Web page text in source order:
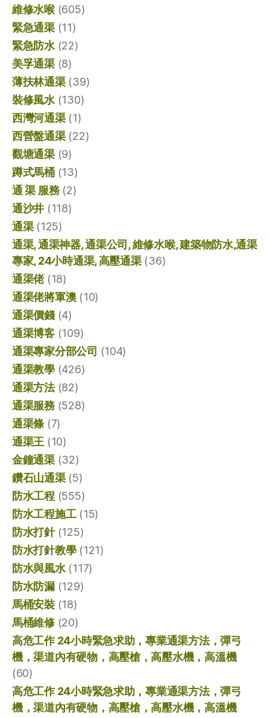
維修水喉(605)
緊急通渠(11)
緊急防水(22)
美孚通渠(8)
薄扶林通渠(39)
裝修風水(130)
西灣河通渠(1)
西營盤通渠(22)
觀塘通渠(9)
蹲式馬桶(13)
通 渠 服務(2)
通沙井 (118)
通渠(125)
通渠, 通渠神器, 通渠公司, 維修水喉, 建築物防水,通渠
專家, 24小時通渠, 高壓通渠(36)
通渠佬(18)
通渠佬將軍澳(10)
通渠價錢(4)
通渠博客(109)
通渠專家分部公司 (104)
通渠教學(426)
通渠方法(82)
通渠服務(528)
通渠條 (7)
通渠王 (10)
金鐘通渠(32)
鑽石山通渠(5)
防水工程(555)
防水工程施工(15)
防水打針(125)
防水打針教學(121)
防水與風水(117)
防水防漏(129)
馬桶安裝(18)
馬桶維修(20)
高危工作 24小時緊急求助，專業通渠方法，彈弓
機，渠道內有硬物，高壓槍，高壓水機，高溫機
(60)
高危工作 24小時緊急求助，專業通渠方法，彈弓
機，渠道內有硬物，高壓槍，高壓水機，高溫機